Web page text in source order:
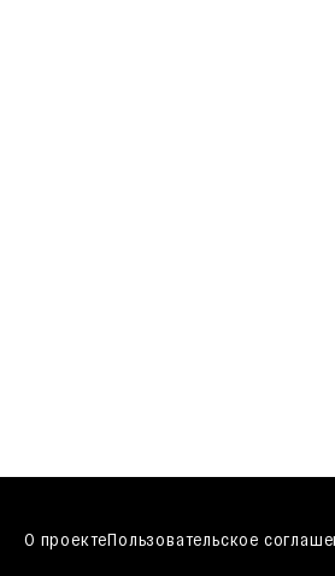
О проектеПользовательское